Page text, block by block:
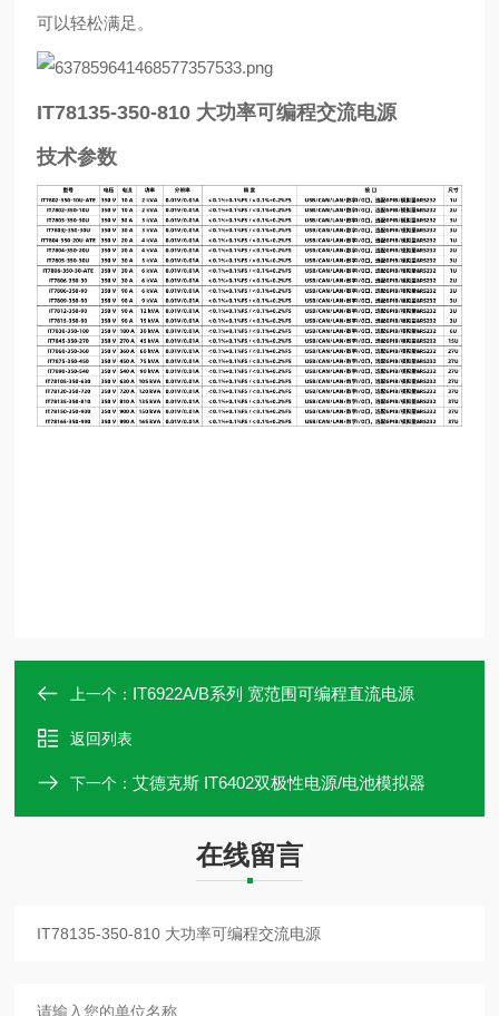
可以轻松满足。
IT78135-350-810 大功率可编程交流电源
技术参数
上一个： IT6922A/B系列 宽范围可编程直流电源
返回列表
下一个：艾德克斯 IT6402双极性电源/电池模拟器
在线留言